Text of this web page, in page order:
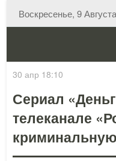
Воскресенье, 9
30 апр 18:10
Сериал
телеканале